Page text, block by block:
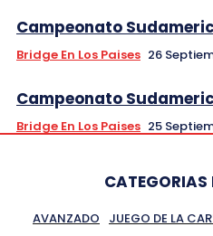
Campeonato
Bridge En Los Paises 26
Campeonato
Bridge En Los Paises 25
CATEGORIAS
AVANZADO JUEGO DE LA